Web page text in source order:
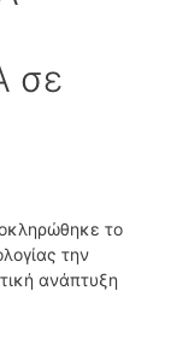
σε
το
την
ανάπτυξη